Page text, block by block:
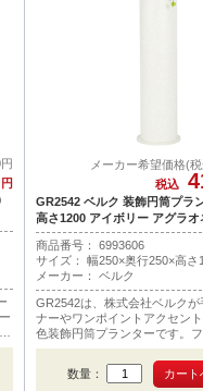
円
メーカー希望価格(
税込
GR2542 ベルク 装飾円筒プラ
高さ1200 アイボリー アグラオ
商品番号： 6993606
サイズ： 幅250×奥行250×高さ
メーカー： ベルク
GR2542は、株式会社ベルクが
ナーやワンポイントアクセン
色装飾円筒プランターです。フ
ン部メインはアグラオネマで
数量：